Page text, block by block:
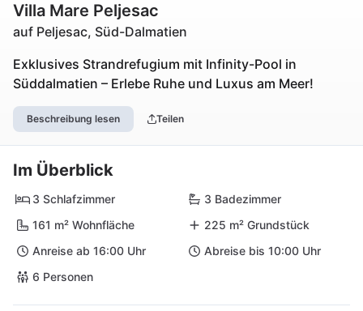
Villa Mare Peljesac
auf Peljesac, Süd-Dalmatien
Exklusives Strandrefugium mit Infinity-Pool in
Süddalmatien – Erlebe Ruhe und Luxus am Meer!
Beschreibung lesen Teilen
Im Überblick
3 Schlafzimmer
3 Badezimmer
161 m² Wohnfläche
225 m² Grundstück
Anreise ab 16:00 Uhr
Abreise bis 10:00 Uhr
6 Personen